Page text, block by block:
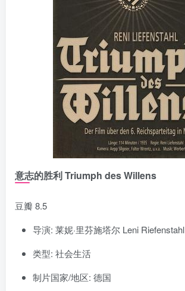
意志的胜利 Triumph des Willens
豆瓣 8.5
导演: 莱妮·里芬施塔尔 Leni Riefenstahl
类型: 社会生活
制片国家/地区: 德国